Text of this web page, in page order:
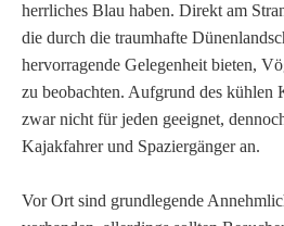
herrliches Blau haben. Direkt am
die durch die traumhafte
hervorragende Gelegenheit bieten,
zu beobachten. Aufgrund des kühlen
zwar nicht für jeden geeignet,
Kajakfahrer und Spaziergänger an.
Vor Ort sind grundlegende